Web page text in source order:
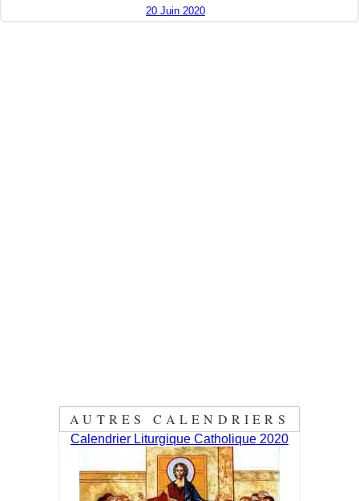
20 Juin 2020
AUTRES CALENDRIERS
Calendrier Liturgique Catholique 2020